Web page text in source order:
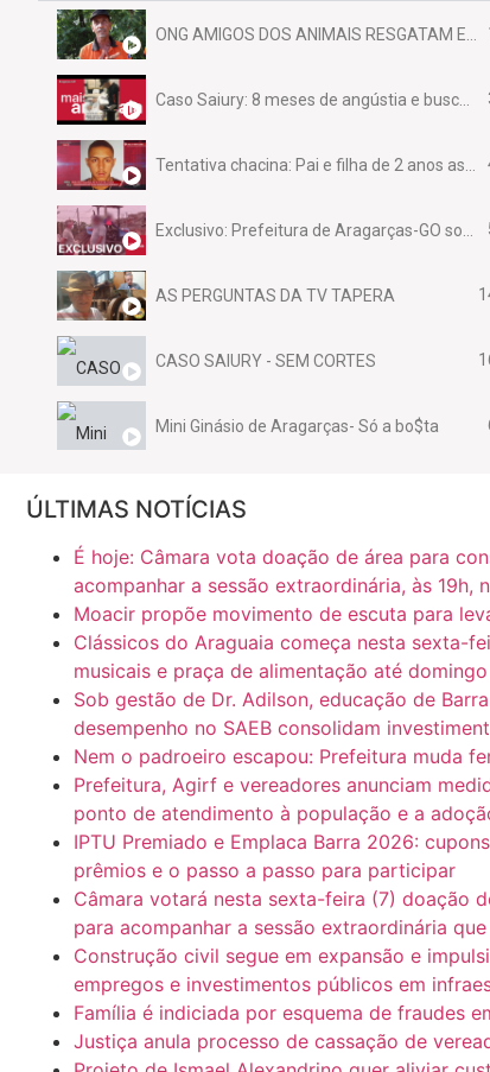
AS PERGUNTAS DA TV TAPERA
CASO SAIURY - SEM CORTES
Mini Ginásio de Aragarças- Só a bo$ta
ÚLTIMAS NOTÍCIAS
É hoje: Câmara vota doação de área para
acompanhar a sessão extraordinária, às 19h,
Moacir propõe movimento de escuta para
Clássicos do Araguaia começa nesta sexta-
musicais e praça de alimentação até
Sob gestão de Dr. Adilson, educação de
desempenho no SAEB consolidam
Nem o padroeiro escapou: Prefeitura muda
Prefeitura, Agirf e vereadores anunciam
ponto de atendimento à população e a
IPTU Premiado e Emplaca Barra 2026:
prêmios e o passo a passo para participar
Câmara votará nesta sexta-feira (7) doação
para acompanhar a sessão extraordinária
Construção civil segue em expansão e
empregos e investimentos públicos em
Família é indiciada por esquema de fraudes
Justiça anula processo de cassação de